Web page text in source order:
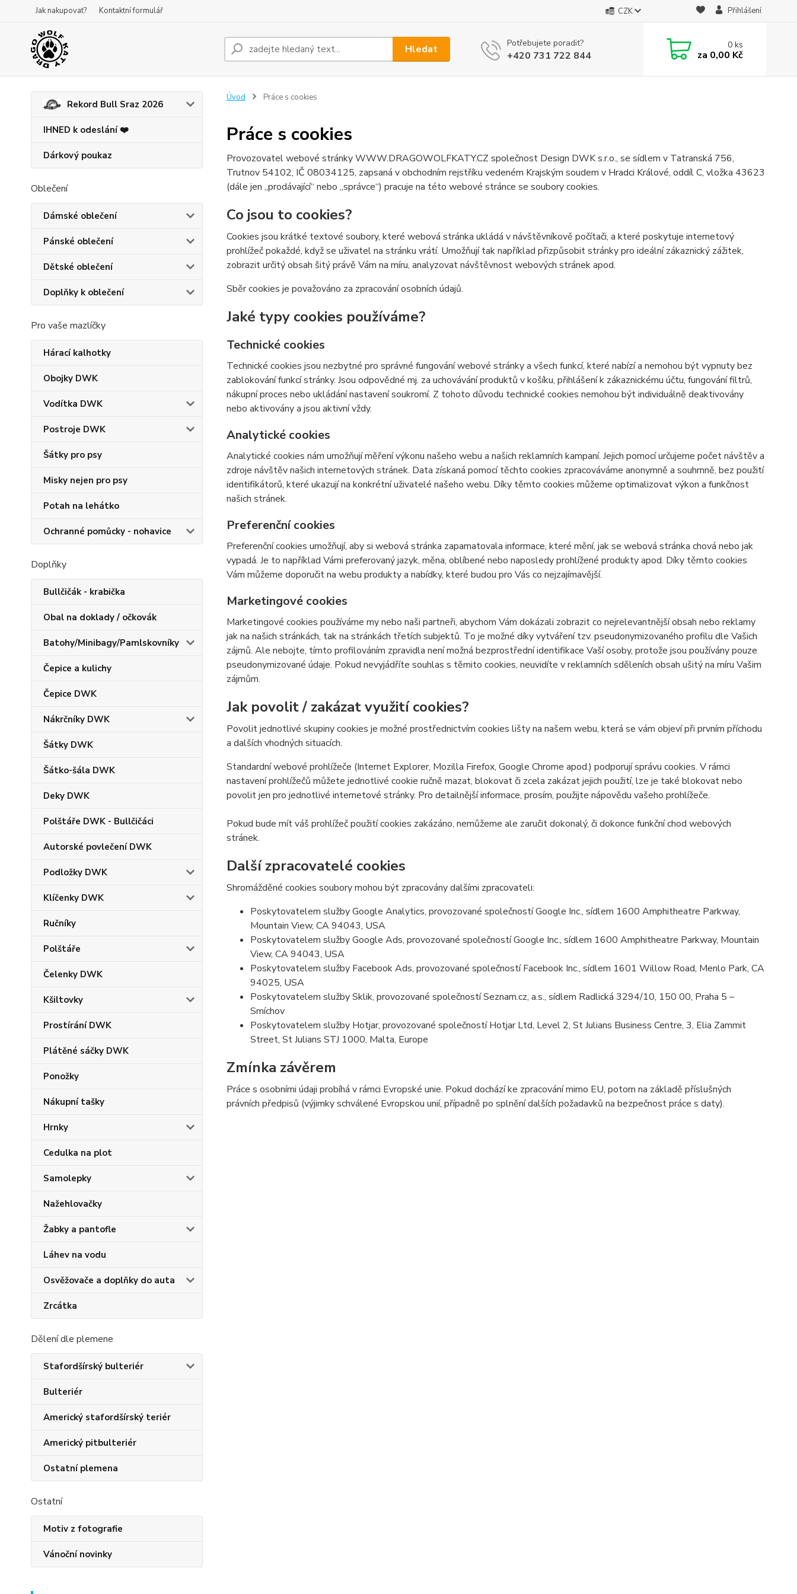
Jak nakupovat? Kontaktní formulář CZK Přihlášení
Hledat Potřebujete poradit?
+420 731 722 844
0ks
za 0,00 Kč
Rekord Bull Sraz 2026
IHNED k odeslání ❤️
Dárkový poukaz
Oblečení
Dámské oblečení
Pánské oblečení
Dětské oblečení
Doplňky k oblečení
Pro vaše mazlíčky
Hárací kalhotky
Obojky DWK
Vodítka DWK
Postroje DWK
Šátky pro psy
Misky nejen pro psy
Potah na lehátko
Ochranné pomůcky - nohavice
Doplňky
Bullčičák - krabička
Obal na doklady / očkovák
Batohy/Minibagy/Pamlskovníky
Čepice a kulichy
Čepice DWK
Nákrčníky DWK
Šátky DWK
Šátko-šála DWK
Deky DWK
Polštáře DWK - Bullčičáci
Autorské povlečení DWK
Podložky DWK
Klíčenky DWK
Ručníky
Polštáře
Čelenky DWK
Kšiltovky
Prostírání DWK
Plátěné sáčky DWK
Ponožky
Nákupní tašky
Hrnky
Cedulka na plot
Samolepky
Nažehlovačky
Žabky a pantofle
Láhev na vodu
Osvěžovače a doplňky do auta
Zrcátka
Dělení dle plemene
Stafordšírský bulteriér
Bulteriér
Americký stafordšírský teriér
Americký pitbulteriér
Ostatní plemena
Ostatní
Motiv z fotografie
Vánoční novinky
Úvod Práce s cookies
Práce s cookies
Provozovatel webové stránky WWW.DRAGOWOLFKATY.CZ společnost Design DWK s.r.o., se sídlem v Tatranská 756,
Trutnov 54102, IČ 08034125, zapsaná v obchodním rejstříku vedeném Krajským soudem v Hradci Králové, oddíl C, vložka 43623
(dále jen „prodávající“ nebo „správce“) pracuje na této webové stránce se soubory cookies.
Co jsou to cookies?
Cookies jsou krátké textové soubory, které webová stránka ukládá v návštěvníkově počítači, a které poskytuje internetový
prohlížeč pokaždé, když se uživatel na stránku vrátí. Umožňují tak například přizpůsobit stránky pro ideální zákaznický zážitek,
zobrazit určitý obsah šitý právě Vám na míru, analyzovat návštěvnost webových stránek apod.
Sběr cookies je považováno za zpracování osobních údajů.
Jaké typy cookies používáme?
Technické cookies
Technické cookies jsou nezbytné pro správné fungování webové stránky a všech funkcí, které nabízí a nemohou být vypnuty bez
zablokování funkcí stránky. Jsou odpovědné mj. za uchovávání produktů v košíku, přihlášení k zákaznickému účtu, fungování filtrů,
nákupní proces nebo ukládání nastavení soukromí. Z tohoto důvodu technické cookies nemohou být individuálně deaktivovány
nebo aktivovány a jsou aktivní vždy.
Analytické cookies
Analytické cookies nám umožňují měření výkonu našeho webu a našich reklamních kampaní. Jejich pomocí určujeme počet návštěv a
zdroje návštěv našich internetových stránek. Data získaná pomocí těchto cookies zpracováváme anonymně a souhrnně, bez použití
identifikátorů, které ukazují na konkrétní uživatelé našeho webu. Díky těmto cookies můžeme optimalizovat výkon a funkčnost
našich stránek.
Preferenční cookies
Preferenční cookies umožňují, aby si webová stránka zapamatovala informace, které mění, jak se webová stránka chová nebo jak
vypadá. Je to například Vámi preferovaný jazyk, měna, oblíbené nebo naposledy prohlížené produkty apod. Díky těmto cookies
Vám můžeme doporučit na webu produkty a nabídky, které budou pro Vás co nejzajímavější.
Marketingové cookies
Marketingové cookies používáme my nebo naši partneři, abychom Vám dokázali zobrazit co nejrelevantnější obsah nebo reklamy
jak na našich stránkách, tak na stránkách třetích subjektů. To je možné díky vytváření tzv. pseudonymizovaného profilu dle Vašich
zájmů. Ale nebojte, tímto profilováním zpravidla není možná bezprostřední identifikace Vaší osoby, protože jsou používány pouze
pseudonymizované údaje. Pokud nevyjádříte souhlas s těmito cookies, neuvidíte v reklamních sděleních obsah ušitý na míru Vašim
zájmům.
Jak povolit / zakázat využití cookies?
Povolit jednotlivé skupiny cookies je možné prostřednictvím cookies lišty na našem webu, která se vám objeví při prvním příchodu
a dalších vhodných situacích.
Standardní webové prohlížeče (Internet Explorer, Mozilla Firefox, Google Chrome apod.) podporují správu cookies. V rámci
nastavení prohlížečů můžete jednotlivé cookie ručně mazat, blokovat či zcela zakázat jejich použití, lze je také blokovat nebo
povolit jen pro jednotlivé internetové stránky. Pro detailnější informace, prosím, použijte nápovědu vašeho prohlížeče.
Pokud bude mít váš prohlížeč použití cookies zakázáno, nemůžeme ale zaručit dokonalý, či dokonce funkční chod webových
stránek.
Další zpracovatelé cookies
Shromážděné cookies soubory mohou být zpracovány dalšími zpracovateli:
Poskytovatelem služby Google Analytics, provozované společností Google Inc., sídlem 1600 Amphitheatre Parkway,
Mountain View, CA 94043, USA
Poskytovatelem služby Google Ads, provozované společností Google Inc., sídlem 1600 Amphitheatre Parkway, Mountain
View, CA 94043, USA
Poskytovatelem služby Facebook Ads, provozované společností Facebook Inc., sídlem 1601 Willow Road, Menlo Park, CA
94025, USA
Poskytovatelem služby Sklik, provozované společností Seznam.cz, a.s., sídlem Radlická 3294/10, 150 00, Praha 5 –
Smíchov
Poskytovatelem služby Hotjar, provozované společností Hotjar Ltd, Level 2, St Julians Business Centre, 3, Elia Zammit
Street, St Julians STJ 1000, Malta, Europe
Zmínka závěrem
Práce s osobními údaji probíhá v rámci Evropské unie. Pokud dochází ke zpracování mimo EU, potom na základě příslušných
právních předpisů (výjimky schválené Evropskou unií, případně po splnění dalších požadavků na bezpečnost práce s daty).